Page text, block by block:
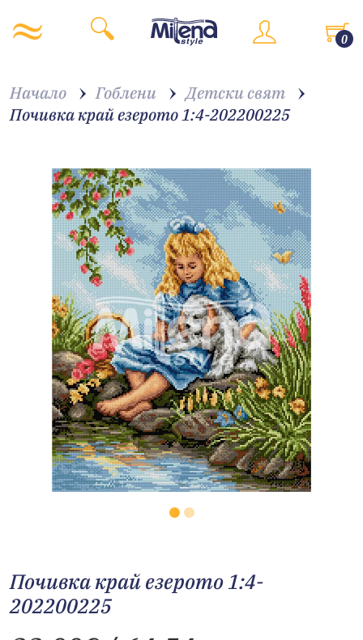
0
Начало Гоблени
Детски свят
Почивка край езерото 1:4-202200225
Почивка край езерото 1:4-
202200225